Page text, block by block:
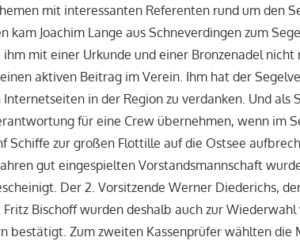
mit interessanten Referenten rund um den
kam Joachim Lange aus Schneverdingen zum
mit einer Urkunde und einer Bronzenadel nicht
aktiven Beitrag im Verein. Ihm hat der
in der Region zu verdanken. Und als
für eine Crew übernehmen, wenn im
Schiffe zur großen Flottille auf die Ostsee
gut eingespielten Vorstandsmannschaft
Der 2. Vorsitzende Werner Diederichs,
Bischoff wurden deshalb auch zur
bestätigt. Zum zweiten Kassenprüfer wählten die